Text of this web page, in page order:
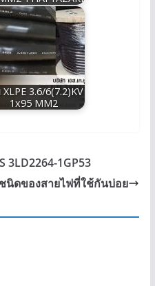
XLPE 3.6/6(7.2)KV
1x95 MM2
3LD2264-1GP53
นิดของสายไฟที่ใช้กันบ่อย